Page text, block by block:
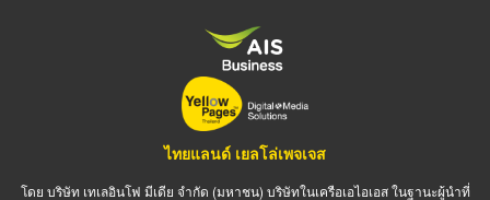
ไทยแลนด์ เยลโล่เพจเจส
โดย บริษัท เทเลอินโฟ มีเดีย จำกัด (มหาชน) บริษัทในเครือเอไอเอส ในฐานะผู้นำที่